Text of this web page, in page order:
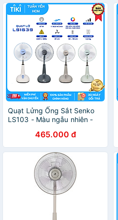
Quạt Lửng Ống Sắt Senko
LS103 - Màu ngẫu nhiên -
465.000 đ